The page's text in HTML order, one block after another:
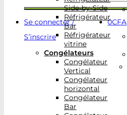
Se connecter /
S’inscrire
0CFA
Side-by-Side
Réfrigérateur
Bar
Réfrigérateur
vitrine
Congélateurs
Congélateur
Vertical
Congélateur
horizontal
Congélateur
Bar